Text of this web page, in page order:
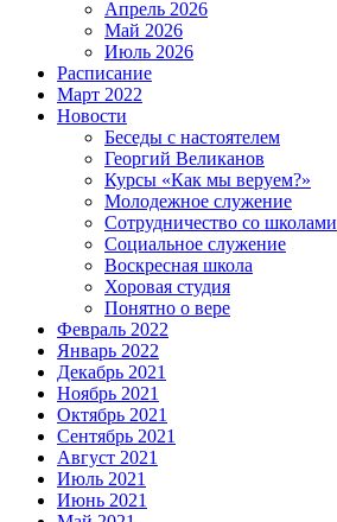
Апрель 2026
Май 2026
Июль 2026
Расписание
Март 2022
Новости
Беседы с настоятелем
Георгий Великанов
Курсы «Как мы веруем?»
Молодежное служение
Сотрудничество со школами
Социальное служение
Воскресная школа
Хоровая студия
Понятно о вере
Февраль 2022
Январь 2022
Декабрь 2021
Ноябрь 2021
Октябрь 2021
Сентябрь 2021
Август 2021
Июль 2021
Июнь 2021